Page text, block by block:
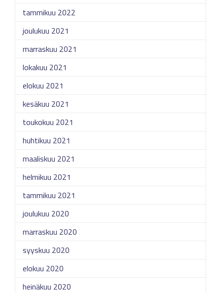
tammikuu 2022
joulukuu 2021
marraskuu 2021
lokakuu 2021
elokuu 2021
kesäkuu 2021
toukokuu 2021
huhtikuu 2021
maaliskuu 2021
helmikuu 2021
tammikuu 2021
joulukuu 2020
marraskuu 2020
syyskuu 2020
elokuu 2020
heinäkuu 2020